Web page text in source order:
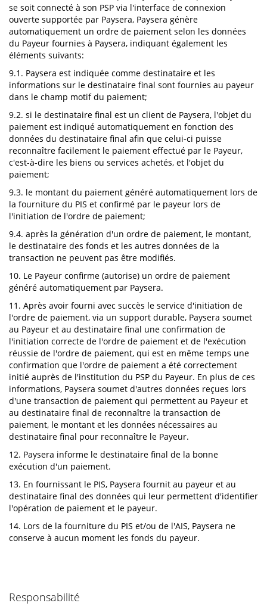
se soit connecté à son PSP via l'interface de connexion
ouverte supportée par Paysera, Paysera génère
automatiquement un ordre de paiement selon les données
du Payeur fournies à Paysera, indiquant également les
éléments suivants:
9.1. Paysera est indiquée comme destinataire et les
informations sur le destinataire final sont fournies au payeur
dans le champ motif du paiement;
9.2. si le destinataire final est un client de Paysera, l'objet du
paiement est indiqué automatiquement en fonction des
données du destinataire final afin que celui-ci puisse
reconnaître facilement le paiement effectué par le Payeur,
c'est-à-dire les biens ou services achetés, et l'objet du
paiement;
9.3. le montant du paiement généré automatiquement lors de
la fourniture du PIS et confirmé par le payeur lors de
l'initiation de l'ordre de paiement;
9.4. après la génération d'un ordre de paiement, le montant,
le destinataire des fonds et les autres données de la
transaction ne peuvent pas être modifiés.
10. Le Payeur confirme (autorise) un ordre de paiement
généré automatiquement par Paysera.
11. Après avoir fourni avec succès le service d'initiation de
l'ordre de paiement, via un support durable, Paysera soumet
au Payeur et au destinataire final une confirmation de
l'initiation correcte de l'ordre de paiement et de l'exécution
réussie de l'ordre de paiement, qui est en même temps une
confirmation que l'ordre de paiement a été correctement
initié auprès de l'institution du PSP du Payeur. En plus de ces
informations, Paysera soumet d'autres données reçues lors
d'une transaction de paiement qui permettent au Payeur et
au destinataire final de reconnaître la transaction de
paiement, le montant et les données nécessaires au
destinataire final pour reconnaître le Payeur.
12. Paysera informe le destinataire final de la bonne
exécution d'un paiement.
13. En fournissant le PIS, Paysera fournit au payeur et au
destinataire final des données qui leur permettent d'identifier
l'opération de paiement et le payeur.
14. Lors de la fourniture du PIS et/ou de l'AIS, Paysera ne
conserve à aucun moment les fonds du payeur.
Responsabilité